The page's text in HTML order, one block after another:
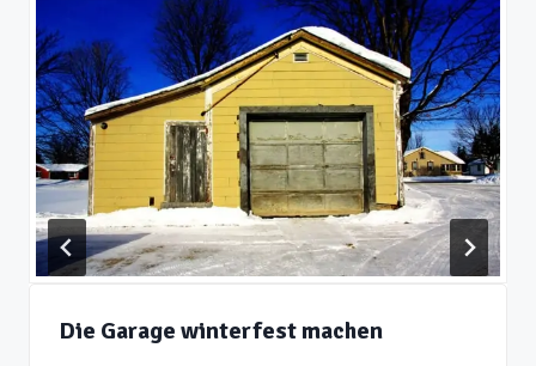
Die Garage winterfest machen